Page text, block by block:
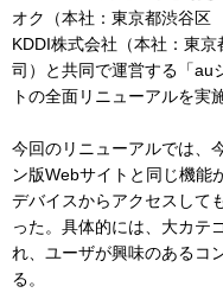
オク（本社：東京都渋谷
KDDI株式会社（本社：東
司）と共同で運営する「au
トの全面リニューアルを実
今回のリニューアルでは、
ン版Webサイトと同じ機能
デバイスからアクセスして
った。具体的には、大カテ
れ、ユーザが興味のあるコ
る。